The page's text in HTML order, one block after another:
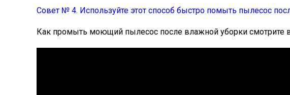
Совет № 4. Используйте этот способ быстро помыть пылесос
Как промыть моющий пылесос после влажной уборки смотрите